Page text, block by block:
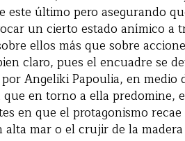
este último pero asegurando
un cierto estado anímico a
ellos más que sobre
claro, pues el encuadre se
Angeliki Papoulia, en medio
en torno a ella predomine,
en que el protagonismo
mar o el crujir de la